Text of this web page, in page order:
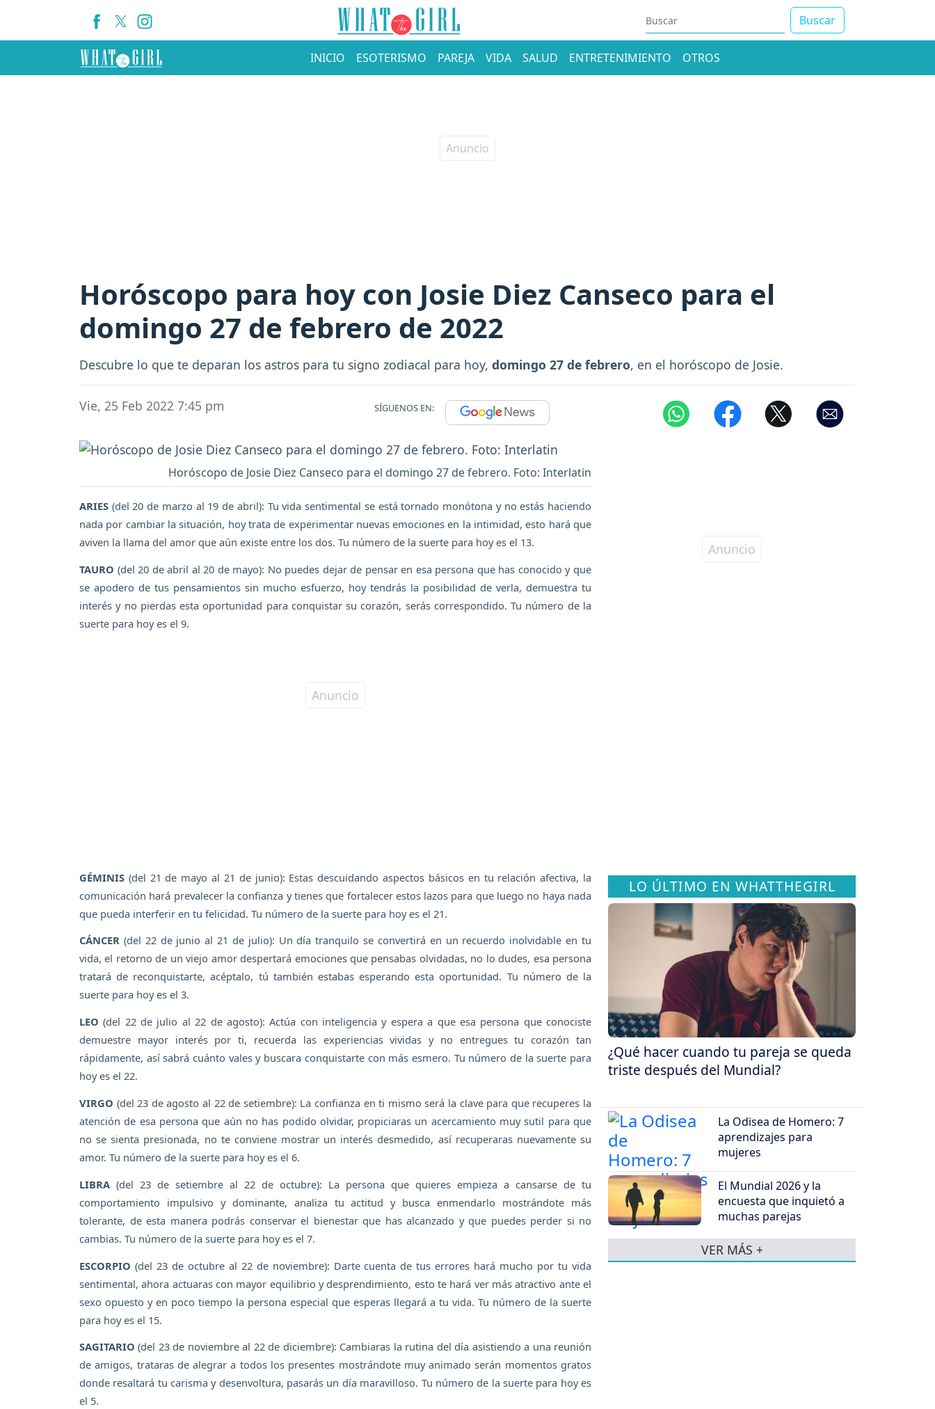
Buscar
INICIO ESOTERISMO PAREJA VIDA SALUD ENTRETENIMIENTO OTROS
Horóscopo para hoy con Josie Diez Canseco para el
domingo 27 de febrero de 2022
Descubre lo que te deparan los astros para tu signo zodiacal para hoy, domingo 27 de febrero, en el horóscopo de Josie.
Vie, 25 Feb 2022 7:45 pm SÍGUENOS EN:
Horóscopo de Josie Diez Canseco para el domingo 27 de febrero. Foto: Interlatin
ARIES (del 20 de marzo al 19 de abril): Tu vida sentimental se está tornado monótona y no estás haciendo
nada por cambiar la situación, hoy trata de experimentar nuevas emociones en la intimidad, esto hará que
aviven la llama del amor que aún existe entre los dos. Tu número de la suerte para hoy es el 13.
TAURO (del 20 de abril al 20 de mayo): No puedes dejar de pensar en esa persona que has conocido y que
se apodero de tus pensamientos sin mucho esfuerzo, hoy tendrás la posibilidad de verla, demuestra tu
interés y no pierdas esta oportunidad para conquistar su corazón, serás correspondido. Tu número de la
suerte para hoy es el 9.
GÉMINIS (del 21 de mayo al 21 de junio): Estas descuidando aspectos básicos en tu relación afectiva, la
comunicación hará prevalecer la confianza y tienes que fortalecer estos lazos para que luego no haya nada
que pueda interferir en tu felicidad. Tu número de la suerte para hoy es el 21.
CÁNCER (del 22 de junio al 21 de julio): Un día tranquilo se convertirá en un recuerdo inolvidable en tu
vida, el retorno de un viejo amor despertará emociones que pensabas olvidadas, no lo dudes, esa persona
tratará de reconquistarte, acéptalo, tú también estabas esperando esta oportunidad. Tu número de la
suerte para hoy es el 3.
LEO (del 22 de julio al 22 de agosto): Actúa con inteligencia y espera a que esa persona que conociste
demuestre mayor interés por ti, recuerda las experiencias vividas y no entregues tu corazón tan
rápidamente, así sabrá cuánto vales y buscara conquistarte con más esmero. Tu número de la suerte para
hoy es el 22.
VIRGO (del 23 de agosto al 22 de setiembre): La confianza en ti mismo será la clave para que recuperes la
atención de esa persona que aún no has podido olvidar, propiciaras un acercamiento muy sutil para que
no se sienta presionada, no te conviene mostrar un interés desmedido, así recuperaras nuevamente su
amor. Tu número de la suerte para hoy es el 6.
LIBRA (del 23 de setiembre al 22 de octubre): La persona que quieres empieza a cansarse de tu
comportamiento impulsivo y dominante, analiza tu actitud y busca enmendarlo mostrándote más
tolerante, de esta manera podrás conservar el bienestar que has alcanzado y que puedes perder si no
cambias. Tu número de la suerte para hoy es el 7.
ESCORPIO (del 23 de octubre al 22 de noviembre): Darte cuenta de tus errores hará mucho por tu vida
sentimental, ahora actuaras con mayor equilibrio y desprendimiento, esto te hará ver más atractivo ante el
sexo opuesto y en poco tiempo la persona especial que esperas llegará a tu vida. Tu número de la suerte
para hoy es el 15.
SAGITARIO (del 23 de noviembre al 22 de diciembre): Cambiaras la rutina del día asistiendo a una reunión
de amigos, trataras de alegrar a todos los presentes mostrándote muy animado serán momentos gratos
donde resaltará tu carisma y desenvoltura, pasarás un día maravilloso. Tu número de la suerte para hoy es
el 5.
LO ÚLTIMO EN WHATTHEGIRL
¿Qué hacer cuando tu pareja se queda
triste después del Mundial?
La Odisea de Homero: 7
aprendizajes para
mujeres
El Mundial 2026 y la
encuesta que inquietó a
muchas parejas
VER MÁS +